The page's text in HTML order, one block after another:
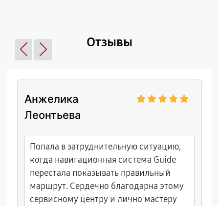
Отзывы
Анжелика
Леонтьева
Попала в затруднительную ситуацию,
когда навигационная система Guide
перестала показывать правильный
маршрут. Сердечно благодарна этому
сервисному центру и лично мастеру